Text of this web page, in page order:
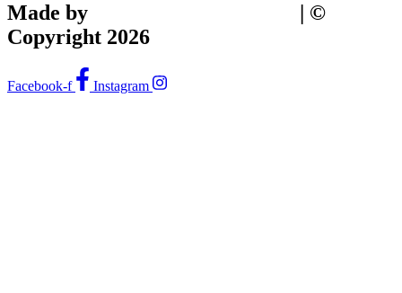
Made by
| ©
Copyright 2026
Facebook-f Instagram